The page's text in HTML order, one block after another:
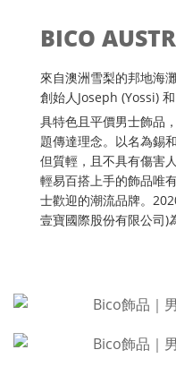
BICO
來自澳洲雪梨的邦地海
創始人Joseph (Yossi)
具特色且平價男士飾品
題傳達理念。以名為錫
但質輕，且不具有傷害
輕易百搭上手的飾品唯
士歡迎的潮流品牌。
壹寶國際股份有限公司)